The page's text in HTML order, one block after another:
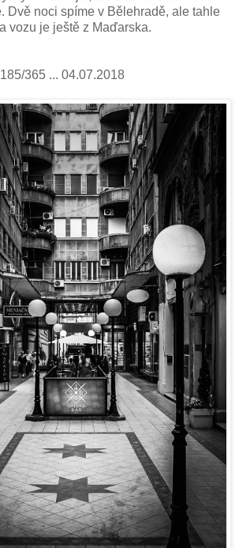
Dvě noci spíme v Bělehradě, ale tahle
vozu je ještě z Maďarska.
185/365 ... 04.07.2018